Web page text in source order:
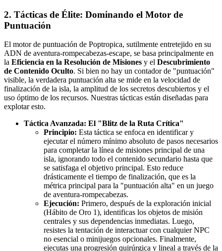
2. Tácticas de Élite: Dominando el Motor de
Puntuación
El motor de puntuación de Poptropica, sutilmente entretejido en su
ADN de aventura-rompecabezas-escape, se basa principalmente en
la Eficiencia en la Resolución de Misiones y el Descubrimiento
de Contenido Oculto. Si bien no hay un contador de "puntuación"
visible, la verdadera puntuación alta se mide en la velocidad de
finalización de la isla, la amplitud de los secretos descubiertos y el
uso óptimo de los recursos. Nuestras tácticas están diseñadas para
explotar esto.
Táctica Avanzada: El "Blitz de la Ruta Crítica"
Principio: Esta táctica se enfoca en identificar y
ejecutar el número mínimo absoluto de pasos necesarios
para completar la línea de misiones principal de una
isla, ignorando todo el contenido secundario hasta que
se satisfaga el objetivo principal. Esto reduce
drásticamente el tiempo de finalización, que es la
métrica principal para la "puntuación alta" en un juego
de aventura-rompecabezas.
Ejecución: Primero, después de la exploración inicial
(Hábito de Oro 1), identificas los objetos de misión
centrales y sus dependencias inmediatas. Luego,
resistes la tentación de interactuar con cualquier NPC
no esencial o minijuegos opcionales. Finalmente,
ejecutas una progresión quirúrgica y lineal a través de la